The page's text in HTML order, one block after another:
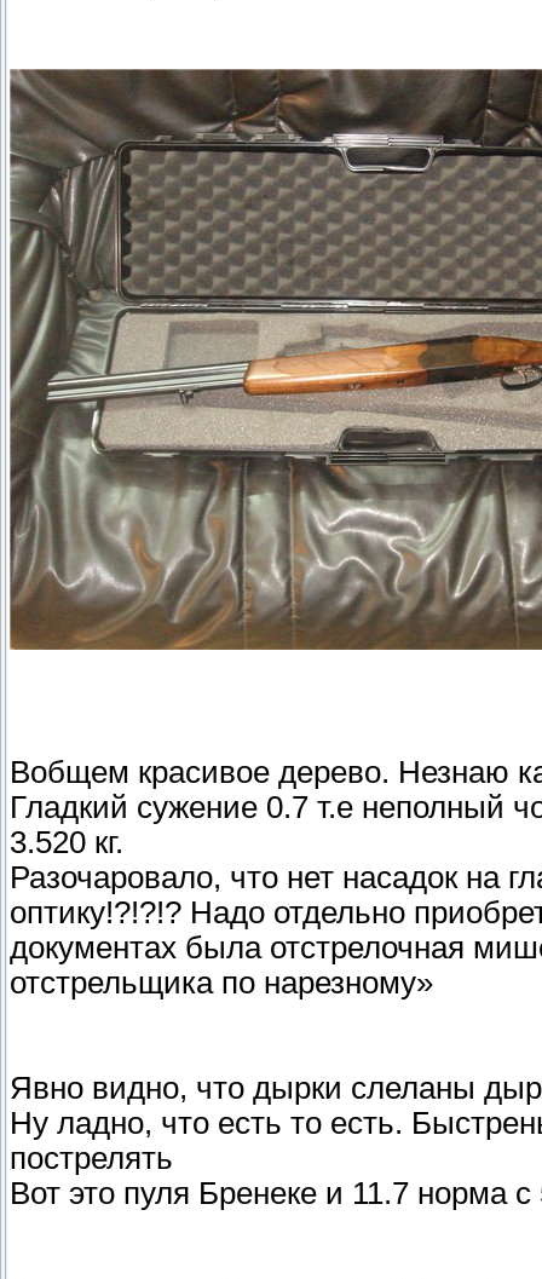
Вобщем красивое дерево. Незнаю
Гладкий сужение 0.7 т.е неполный
3.520 кг.
Разочаровало, что нет насадок на
оптику!?!?!? Надо отдельно
документах была отстрелочная
отстрельщика по нарезному»
Явно видно, что дырки слеланы
Ну ладно, что есть то есть.
пострелять
Вот это пуля Бренеке и 11.7 норма